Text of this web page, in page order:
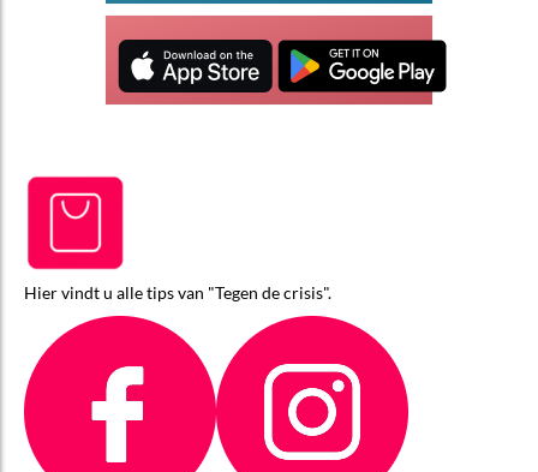
Hier vindt u alle tips van "Tegen de crisis".